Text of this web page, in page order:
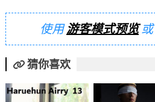
使用游客模式预览或
猜你喜欢